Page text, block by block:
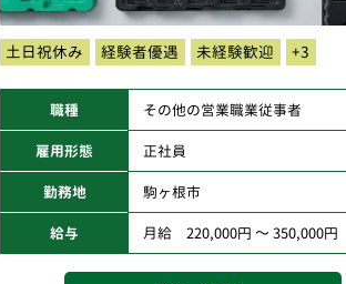
土日祝休み 経験者優遇 未経験歓迎 +3
職種 その他の営業職業従事者
雇用形態 正社員
勤務地 駒ヶ根市
給与 月給 220,000円 ～ 350,000円